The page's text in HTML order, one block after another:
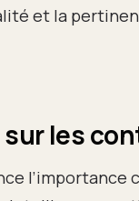
et la
les
l’importance